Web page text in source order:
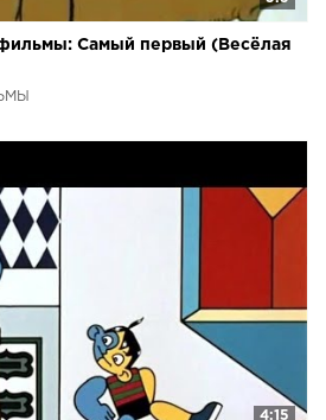
Самый первый (Весёлая
4:15